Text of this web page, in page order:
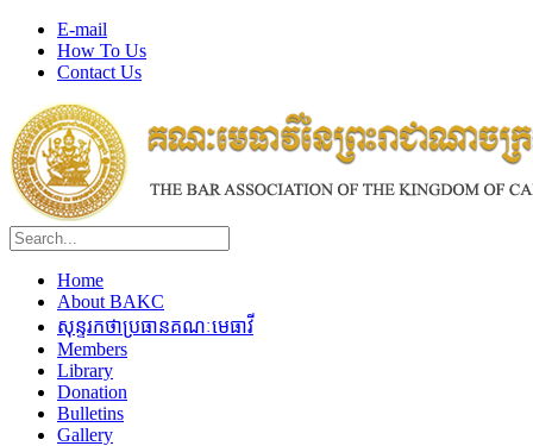
E-mail
How To Us
Contact Us
Home
About BAKC
សុន្ទរកថាប្រធានគណៈមេធាវី
Members
Library
Donation
Bulletins
Gallery